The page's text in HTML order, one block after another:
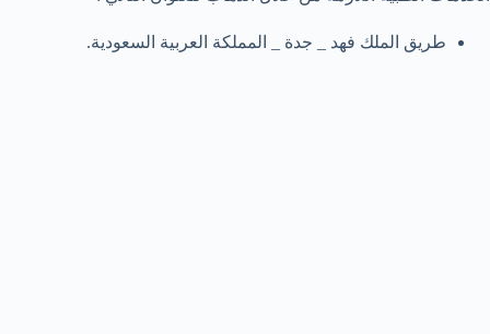
طريق الملك فهد _ جدة _ المملكة العربية السعودية.